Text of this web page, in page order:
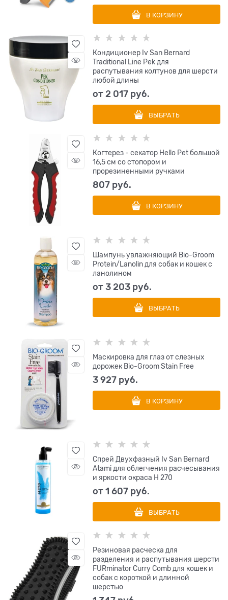
В КОРЗИНУ
Кондиционер Iv San Bernard
Traditional Line Pek для
распутывания колтунов для шерсти
любой длины
от2 017 руб.
ВЫБРАТЬ
Когтерез - секатор Hello Pet большой
16,5 см со стопором и
прорезиненными ручками
807 руб.
В КОРЗИНУ
Шампунь увлажняющий Bio-Groom
Protein/Lanolin для собак и кошек с
ланолином
от3 203 руб.
ВЫБРАТЬ
Маскировка для глаз от слезных
дорожек Bio-Groom Stain Free
3 927 руб.
В КОРЗИНУ
Спрей Двухфазный Iv San Bernard
Atami для облегчения расчесывания
и яркости окраса Н 270
от1 607 руб.
ВЫБРАТЬ
Резиновая расческа для
разделения и распутывания шерсти
FURminator Curry Comb для кошек и
собак с короткой и длинной
шерстью